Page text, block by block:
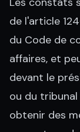
de l'article
du Code de
affaires, et
devant le
ou du
obtenir des